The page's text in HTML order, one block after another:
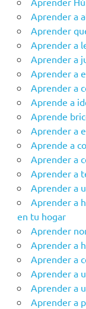
Aprender a
Aprender
Aprender a
Aprender a
Aprender a
Aprender a
Aprende a
Aprende
Aprender a
Aprende a
Aprender a
Aprender a
Aprender a
Aprender a
en tu hogar
Aprender‌
Aprender a
Aprender a
Aprender a
Aprender a
Aprender a